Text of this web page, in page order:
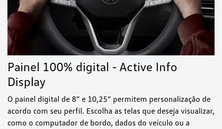
Painel 100% digital - Active Info
Display
O painel digital de 8” e 10,25” permitem personalização de
acordo com seu perfil. Escolha as telas que deseja visualizar,
como o computador de bordo, dados do veículo ou a